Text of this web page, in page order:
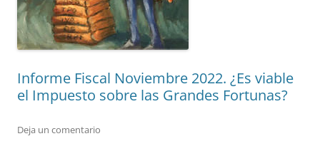
Informe Fiscal Noviembre 2022. ¿Es viable
el Impuesto sobre las Grandes Fortunas?
Deja un comentario